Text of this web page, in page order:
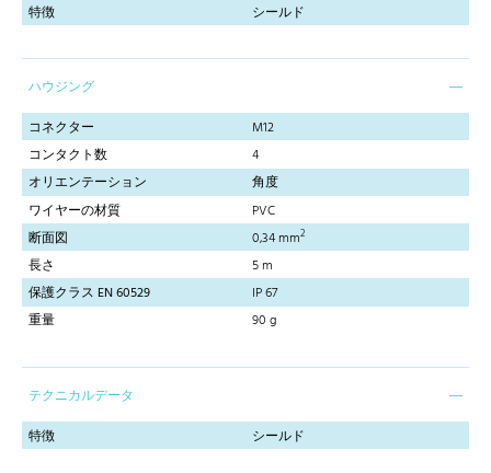
特徴
シールド
ハウジング
コネクター
M12
コンタクト数
4
オリエンテーション
角度
ワイヤーの材質
PVC
断面図
0,34 mm2
長さ
5 m
保護クラス EN 60529
IP 67
重量
90 g
テクニカルデータ
特徴
シールド